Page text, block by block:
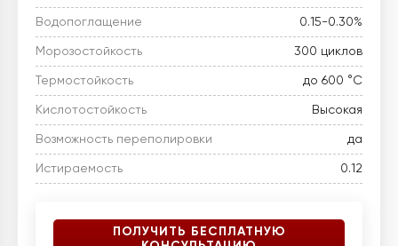
Водопоглащение 0.15-0.30%
Морозостойкость 300 циклов
Термостойкость до 600 °C
Кислотостойкость Высокая
Возможность переполировки да
Истираемость 0.12
ПОЛУЧИТЬ БЕСПЛАТНУЮ